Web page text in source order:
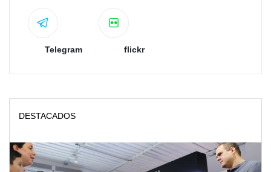
Telegram flickr
DESTACADOS